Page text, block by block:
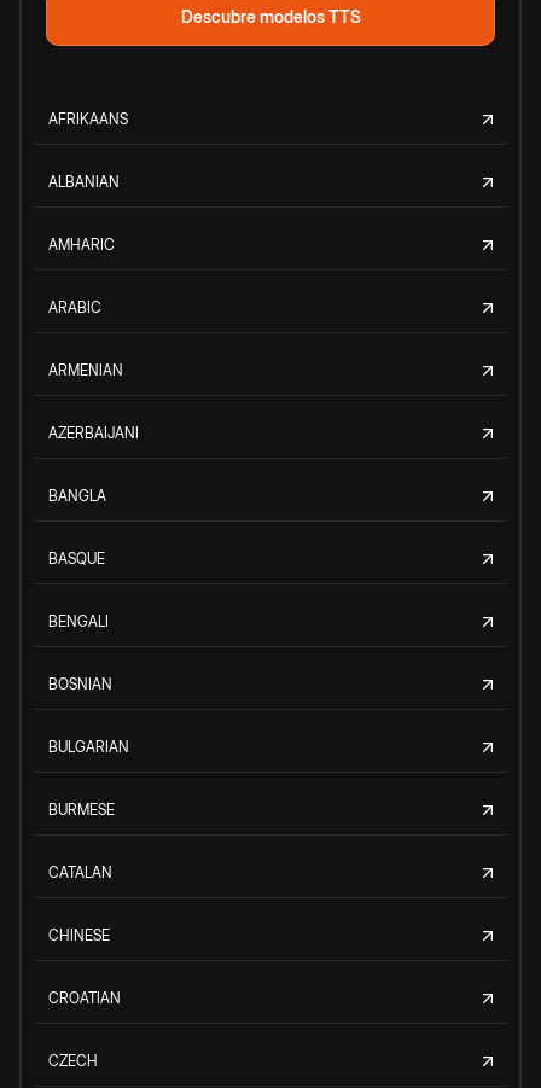
Descubre modelos TTS
AFRIKAANS
ALBANIAN
AMHARIC
ARABIC
ARMENIAN
AZERBAIJANI
BANGLA
BASQUE
BENGALI
BOSNIAN
BULGARIAN
BURMESE
CATALAN
CHINESE
CROATIAN
CZECH